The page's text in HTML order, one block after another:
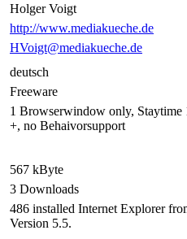
Holger Voigt
http://www.mediakueche.de
HVoigt@mediakueche.de
deutsch
Freeware
1 Browserwindow only, Staytime
+, no Behaivorsupport
567 kByte
3 Downloads
486 installed Internet Explorer
Version 5.5.